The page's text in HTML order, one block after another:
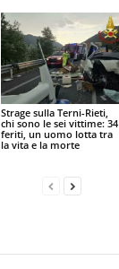
Strage sulla Terni-Rieti,
chi sono le sei vittime: 34
feriti, un uomo lotta tra
la vita e la morte